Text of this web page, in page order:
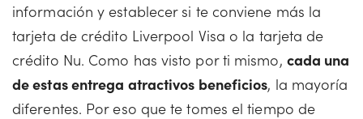
información y establecer si te conviene más la
tarjeta de crédito Liverpool Visa o la tarjeta de
crédito Nu. Como has visto por ti mismo, cada una
de estas entrega atractivos beneficios, la mayoría
diferentes. Por eso que te tomes el tiempo de